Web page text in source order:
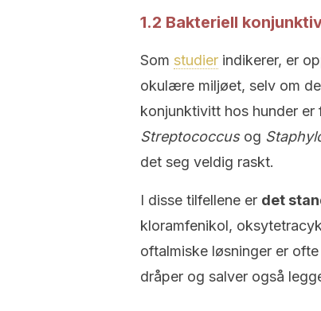
1.2 Bakteriell
Som studier indikerer, er
okulære miljøet, selv om
konjunktivitt hos hunder er
Streptococcusog
det seg veldig raskt.
I disse tilfellene er det
kloramfenikol,
oftalmiske løsninger er
dråper og salver også